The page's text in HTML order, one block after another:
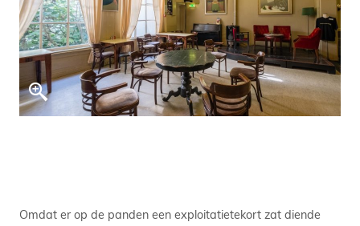
Omdat er op de panden een exploitatietekort zat diende